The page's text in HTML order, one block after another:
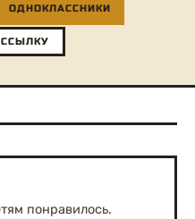
ОДНОКЛАССНИКИ
понравилось.